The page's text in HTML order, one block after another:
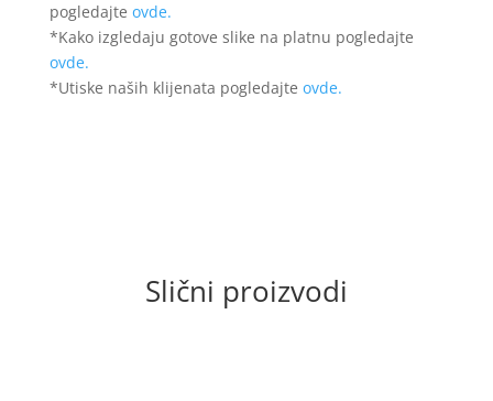
pogledajte ovde.
*Kako izgledaju gotove slike na platnu pogledajte
ovde.
*Utiske naših klijenata pogledajte ovde.
Slični proizvodi